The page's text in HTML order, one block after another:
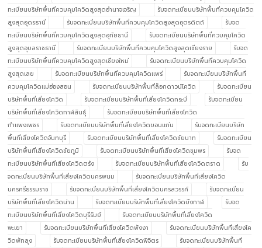
ทะเบียนบริษัทพื้นที่ควบคุมโควิดสูงสุดอำนาจเจริญ
รับจดทะเบียนบริษัทพื้นที่ควบคุมโควิด
สูงสุดอุดรธานี
รับจดทะเบียนบริษัทพื้นที่ควบคุมโควิดสูงสุดอุตรดิตถ์
รับจด
ทะเบียนบริษัทพื้นที่ควบคุมโควิดสูงสุดอุทัยธานี
รับจดทะเบียนบริษัทพื้นที่ควบคุมโควิด
สูงสุดอุบลราชธานี
รับจดทะเบียนบริษัทพื้นที่ควบคุมโควิดสูงสุดเชียงราย
รับจด
ทะเบียนบริษัทพื้นที่ควบคุมโควิดสูงสุดเชียงใหม่
รับจดทะเบียนบริษัทพื้นที่ควบคุมโควิด
สูงสุดเลย
รับจดทะเบียนบริษัทพื้นที่ควบคุมโควิดแพร่
รับจดทะเบียนบริษัทพื้นที่
ควบคุมโควิดแม่ฮ่องสอน
รับจดทะเบียนบริษัทพื้นที่ล็อกดาวน์โควิด
รับจดทะเบียน
บริษัทพื้นที่เสี่ยงโควิด
รับจดทะเบียนบริษัทพื้นที่เสี่ยงโควิดกระบี่
รับจดทะเบียน
บริษัทพื้นที่เสี่ยงโควิดกาฬสินธุ์
รับจดทะเบียนบริษัทพื้นที่เสี่ยงโควิด
กำแพงเพชร
รับจดทะเบียนบริษัทพื้นที่เสี่ยงโควิดขอนแก่น
รับจดทะเบียนบริษัท
พื้นที่เสี่ยงโควิดจันทบุรี
รับจดทะเบียนบริษัทพื้นที่เสี่ยงโควิดชัยนาท
รับจดทะเบียน
บริษัทพื้นที่เสี่ยงโควิดชัยภูมิ
รับจดทะเบียนบริษัทพื้นที่เสี่ยงโควิดชุมพร
รับจด
ทะเบียนบริษัทพื้นที่เสี่ยงโควิดตรัง
รับจดทะเบียนบริษัทพื้นที่เสี่ยงโควิดตราด
รับ
จดทะเบียนบริษัทพื้นที่เสี่ยงโควิดนครพนม
รับจดทะเบียนบริษัทพื้นที่เสี่ยงโควิด
นครศรีธรรมราช
รับจดทะเบียนบริษัทพื้นที่เสี่ยงโควิดนครสวรรค์
รับจดทะเบียน
บริษัทพื้นที่เสี่ยงโควิดน่าน
รับจดทะเบียนบริษัทพื้นที่เสี่ยงโควิดบึงกาฬ
รับจด
ทะเบียนบริษัทพื้นที่เสี่ยงโควิดบุรีรัมย์
รับจดทะเบียนบริษัทพื้นที่เสี่ยงโควิด
พะเยา
รับจดทะเบียนบริษัทพื้นที่เสี่ยงโควิดพังงา
รับจดทะเบียนบริษัทพื้นที่เสี่ยงโค
วิดพัทลุง
รับจดทะเบียนบริษัทพื้นที่เสี่ยงโควิดพิจิตร
รับจดทะเบียนบริษัทพื้นที่